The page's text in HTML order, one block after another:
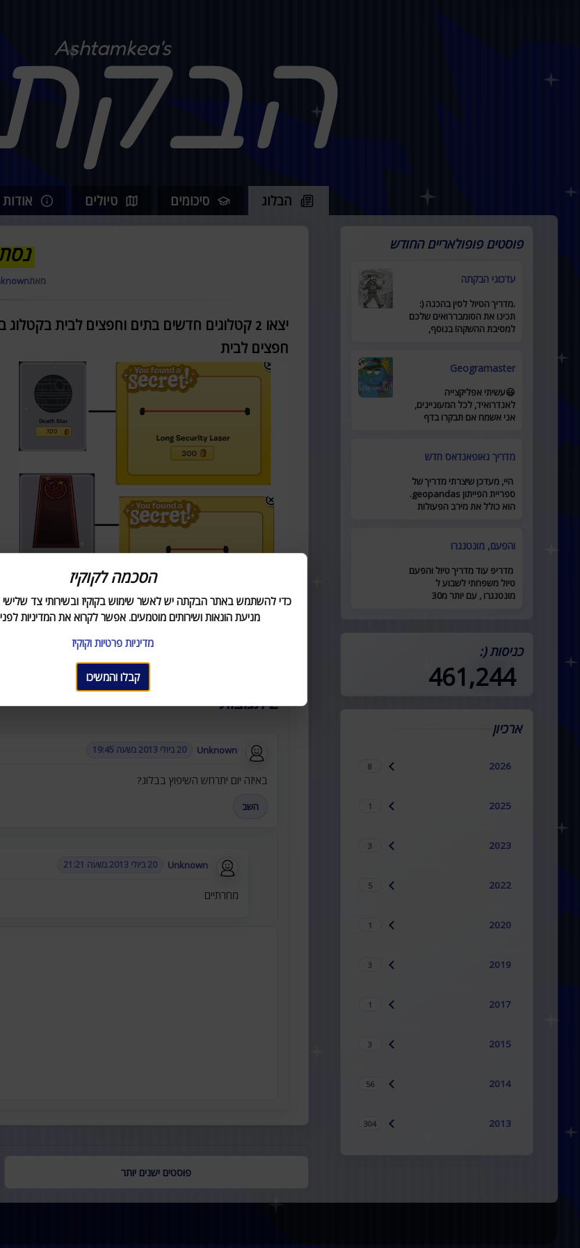
Ashtamkea's
הבלוג סיכומים טיולים אודות
מאת
יצאו 2 קטלוגים חדשים בתים וחפצים לבית
חפצים לבית
2 תגובות
Unknown 20 ביולי 2013 בשעה 19:45
באיזה יום יתרחש השיפוץ בבלוג?
השב
Unknown 20 ביולי 2013 בשעה 21:21
מחרתיים
פוסטים ישנים יותר
פוסטים פופולאריים החודש
עדכוני הבקתה
.מדריך הטיול לסין בהכנה (:
תכינו את הסומבררואים שלכם
למסיבת ההשקה! בנוסף,
Geogramaster
😃עשיתי אפליקצייה
לאנדרואיד, לכל המעוניינים,
אני אשמח אם תבקרו בדף
מדריך גאופאנדאס חדש
היי, מעדכן שיצרתי מדריך של
ספריית הפייתון geopandas.
הוא כולל את מירב הפעולות
והפעם, מונטנגרו
מדריפ עוד מדריך טיול והפעם
טיול משפחתי לשבוע ל
מונטנגרו , עם יותר מ30
כניסות (:
461,244
ארכיון
2026
8
2025
1
2023
3
2022
5
2020
1
2019
3
2017
1
2015
3
2014
56
2013
304
הסכמה לקוקיז
כדי להשתמש באתר הבקתה יש לאשר שימוש בקוקיז ובשירותי צד
מניעת הונאות ושירותים מוטמעים. אפשר לקרוא את המדיניות
מדיניות פרטיות וקוקיז
קבלו והמשיכו